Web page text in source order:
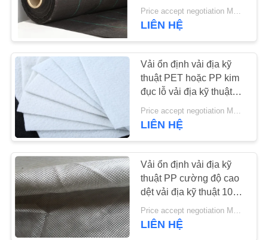
LIÊN
HỆ
CHÚNG
TÔI
TIN
TỨC
YÊU
CẦU
BÁO
GIÁ
soát lũ
LIÊN HỆ
Vải ổn định vải địa kỹ
thuật PET hoặc PP kim
đục lỗ vải địa kỹ thuật
trắng chống lão hóa
Price accept negotiation MOQ:1sqm
LIÊN HỆ
Vải ổn định vải địa kỹ
thuật PP cường độ cao
dệt vải địa kỹ thuật 100-
-800g / M2
Price accept negotiation MOQ:5000 mét vuông
LIÊN HỆ